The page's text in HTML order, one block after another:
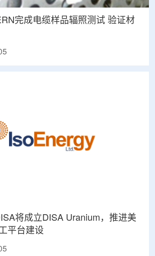
完成电缆样品辐照测试 验证材
将成立DISA Uranium，推进美
平台建设